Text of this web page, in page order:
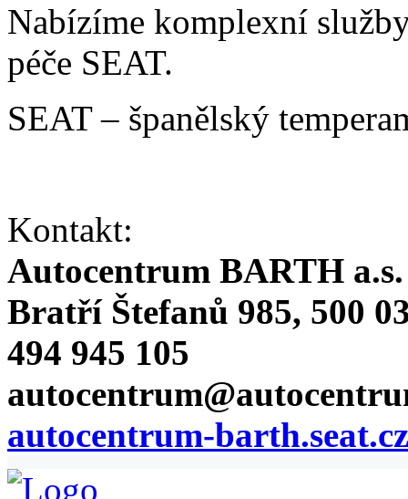
Nabízíme komplexní
péče SEAT.
SEAT – španělský
Kontakt:
Autocentrum BARTH a.s.
Bratří Štefanů 985, 500
494 945 105
autocentrum-